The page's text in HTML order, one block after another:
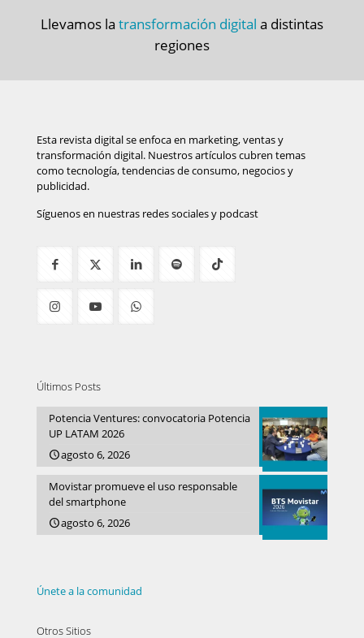
Llevamos la transformación digital a distintas
regiones
Esta revista digital se enfoca en marketing, ventas y
transformación digital. Nuestros artículos cubren temas
como tecnología, tendencias de consumo, negocios y
publicidad.
Síguenos en nuestras redes sociales y podcast
Últimos Posts
Potencia Ventures: convocatoria Potencia
UP LATAM 2026
agosto 6, 2026
Movistar promueve el uso responsable
del smartphone
agosto 6, 2026
Únete a la comunidad
Otros Sitios